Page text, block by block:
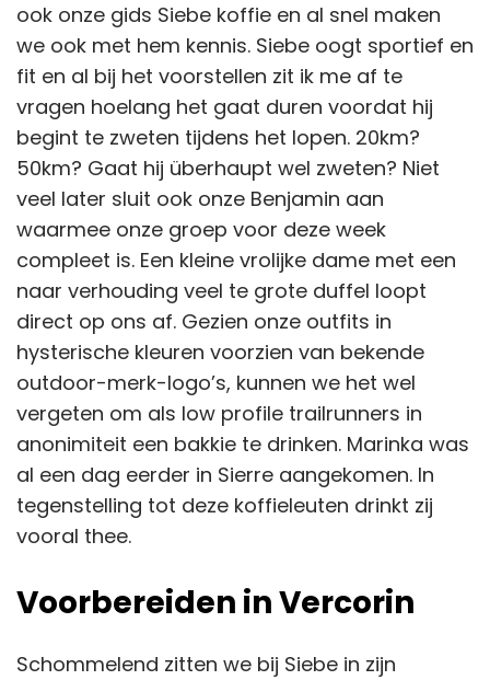
ook onze gids Siebe koffie en al snel maken
we ook met hem kennis. Siebe oogt sportief en
fit en al bij het voorstellen zit ik me af te
vragen hoelang het gaat duren voordat hij
begint te zweten tijdens het lopen. 20km?
50km? Gaat hij überhaupt wel zweten? Niet
veel later sluit ook onze Benjamin aan
waarmee onze groep voor deze week
compleet is. Een kleine vrolijke dame met een
naar verhouding veel te grote duffel loopt
direct op ons af. Gezien onze outfits in
hysterische kleuren voorzien van bekende
outdoor-merk-logo’s, kunnen we het wel
vergeten om als low profile trailrunners in
anonimiteit een bakkie te drinken. Marinka was
al een dag eerder in Sierre aangekomen. In
tegenstelling tot deze koffieleuten drinkt zij
vooral thee.
Voorbereiden in Vercorin
Schommelend zitten we bij Siebe in zijn